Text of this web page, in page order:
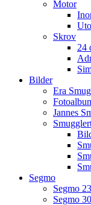
Motor
Skrov
24
Bilder
Era
Jannes
Segmo
Segmo 23
Segmo